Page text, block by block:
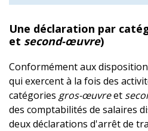
Une déclaration par
et second-œuvre)
Conformément aux
qui exercent à la fois des
catégories gros-œuvreet
des comptabilités de salaires
deux déclarations d'arrêt de